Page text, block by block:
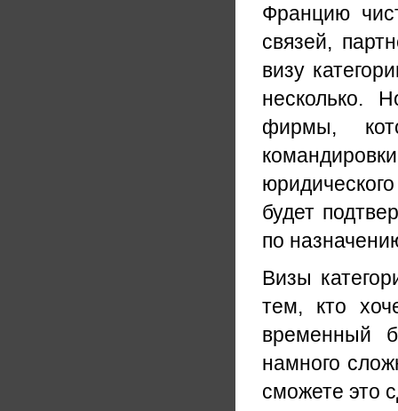
Францию
связей,
визу
несколько.
фирмы,
будет
по
Визы
тем, кто
временный
намного
сможете это